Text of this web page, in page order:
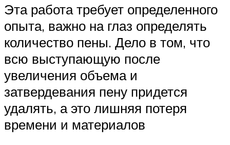
Эта работа требует определенного
опыта, важно на глаз определять
количество пены. Дело в том, что
всю выступающую после
увеличения объема и
затвердевания пену придется
удалять, а это лишняя потеря
времени и материалов